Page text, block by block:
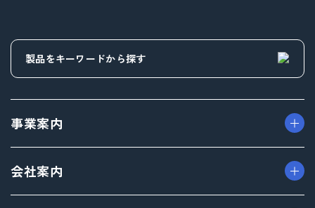
事業案内
> プロダクト事業
会社案内